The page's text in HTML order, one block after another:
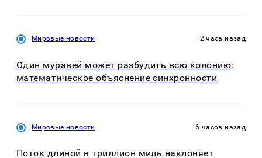
Мировые новости 2 часа назад
Один муравей может разбудить всю колонию:
математическое объяснение синхронности
Мировые новости 6 часов назад
Поток длиной в триллион миль наклоняет